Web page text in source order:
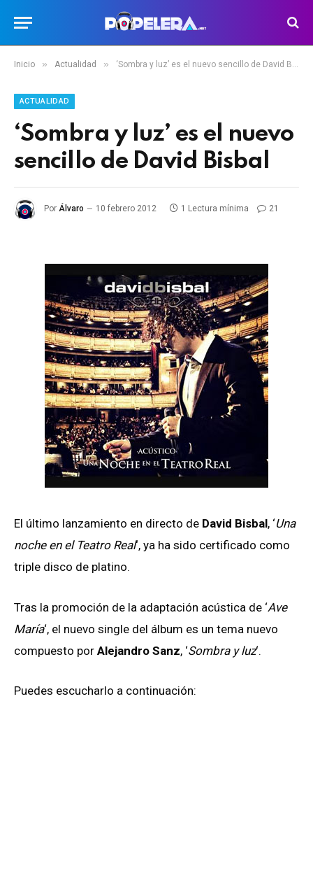
Inicio » Actualidad » ‘Sombra y luz’ es el nuevo sencillo de David Bisbal
ACTUALIDAD
‘Sombra y luz’ es el nuevo
sencillo de David Bisbal
Por Álvaro 10 febrero 2012 1 Lectura mínima 21
El último lanzamiento en directo de David Bisbal, ‘Una
noche en el Teatro Real‘, ya ha sido certificado como
triple disco de platino.
Tras la promoción de la adaptación acústica de ‘Ave
María‘, el nuevo single del álbum es un tema nuevo
compuesto por Alejandro Sanz, ‘Sombra y luz‘.
Puedes escucharlo a continuación: